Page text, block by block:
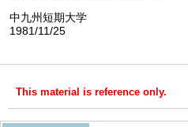
中九州短期大学
1981/11/25
This material is reference only.